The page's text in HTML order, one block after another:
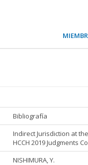
Bibliografía
Indirect Jurisdiction at
HCCH 2019 Judgments
NISHIMURA, Y.